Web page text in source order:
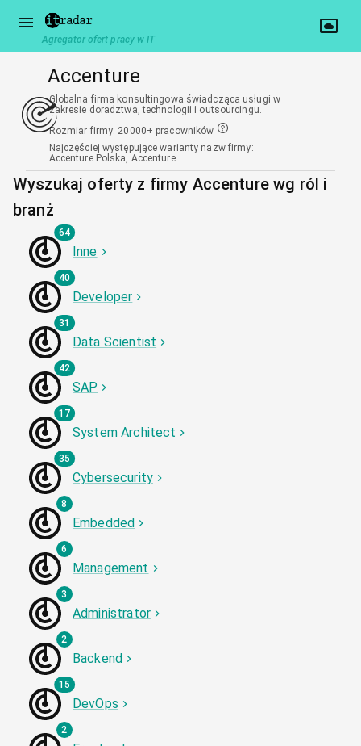
Agregator ofert pracy w IT
Accenture
Globalna firma konsultingowa świadcząca usługi w
zakresie doradztwa, technologii i outsourcingu.
Rozmiar firmy: 20000+ pracowników
Najczęściej występujące warianty nazw firmy:
Accenture Polska, Accenture
Wyszukaj oferty z firmy Accenture wg ról i
branż
64
Inne
40
Developer
31
Data Scientist
42
SAP
17
System Architect
35
Cybersecurity
8
Embedded
6
Management
3
Administrator
2
Backend
15
DevOps
2